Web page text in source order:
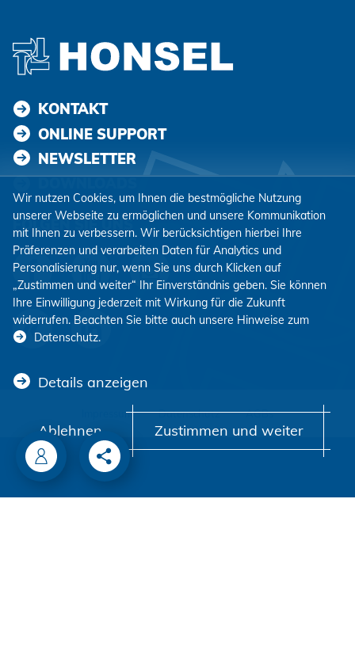
KONTAKT
ONLINE SUPPORT
NEWSLETTER
FOLGEN SIE UNS
Impressum Datenschutz AGBs
Wir nutzen Cookies, um Ihnen die bestmögliche Nutzung
unserer Webseite zu ermöglichen und unsere Kommunikation
mit Ihnen zu verbessern. Wir berücksichtigen hierbei Ihre
Präferenzen und verarbeiten Daten für Analytics und
Personalisierung nur, wenn Sie uns durch Klicken auf
„Zustimmen und weiter“ Ihr Einverständnis geben. Sie können
Ihre Einwilligung jederzeit mit Wirkung für die Zukunft
widerrufen. Beachten Sie bitte auch unsere Hinweise zum
Datenschutz.
Details anzeigen
Ablehnen Zustimmen und weiter